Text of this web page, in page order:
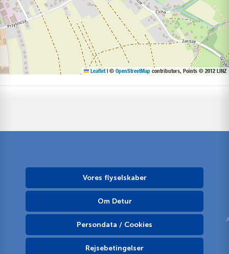
Leaflet | © OpenStreetMap contributors, Points © 2012 LINZ
Vores flyselskaber
Om Detur
Persondata / Cookies
Rejsebetingelser